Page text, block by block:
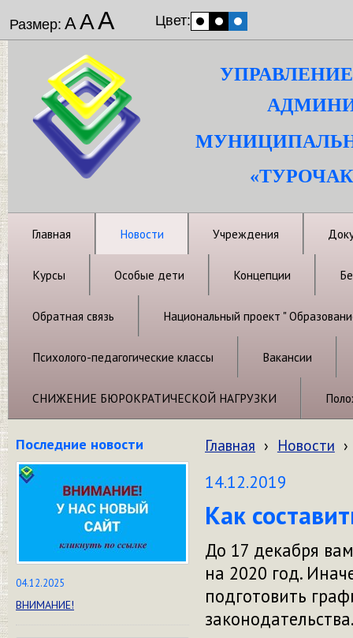
Размер: ААА Цвет:
Главная Новости Учреждения
Курсы Особые дети Концепции
Обратная связь Национальный проект "
Психолого-педагогические классы Вакансии
СНИЖЕНИЕ БЮРОКРАТИЧЕСКОЙ НАГРУЗКИ
Последние новости
04.12.2025
ВНИМАНИЕ!
Главная › Новости ›
14.12.2019
Как
До 17 декабря
на 2020 год.
подготовить